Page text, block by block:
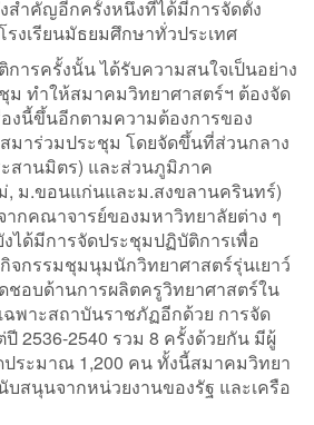
สำคัญอีกครั้งหนึ่งที่ได้มีการจัดตั้ง
งเรียนมัธยมศึกษาทั่วประเทศ
ครั้งนั้น ได้รับความสนใจเป็นอย่าง
ม ทำให้สมาคมวิทยาศาสตร์ฯ ต้องจัด
งนี้ขึ้นอีกตามความต้องการของ
มาร่วมประชุม โดยจัดขึ้นที่ส่วนกลาง
สานมิตร) และส่วนภูมิภาค
ม่, ม.ขอนแก่นและม.สงขลานครินทร์)
กคณาจารย์ของมหาวิทยาลัยต่าง ๆ
ได้มีการจัดประชุมปฏิบัติการเพื่อ
กรรมชุมนุมนักวิทยาศาสตร์รุ่นเยาว์
อบด้านการผลิตครูวิทยาศาสตร์ใน
พาะสถาบันราชภัฏอีกด้วย การจัด
2536-2540 รวม 8 ครั้งด้วยกัน มีผู้
ระมาณ 1,200 คน ทั้งนี้สมาคมวิทยา
สนุนจากหน่วยงานของรัฐ และเครือ